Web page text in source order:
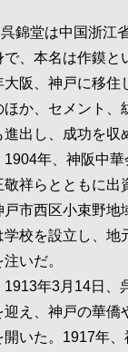
錦堂は中国浙江
で、本名は作鏌と
大阪、神戸に移住
ほか、セメント、
進出し、成功を収
年、神阪中華
敬祥らとともに出
戸市西区小束野地
学校を設立し、地
注いだ。
年3月14日、
迎え、神戸の華僑
開いた。1917年